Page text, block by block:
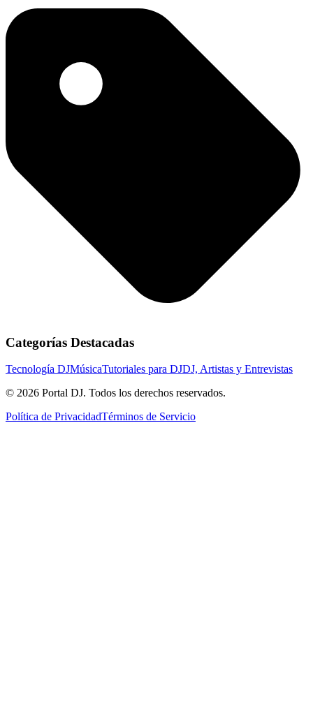
Categorías Destacadas
Tecnología DJMúsicaTutoriales para DJDJ, Artistas y Entrevistas
© 2026 Portal DJ. Todos los derechos reservados.
Política de PrivacidadTérminos de Servicio